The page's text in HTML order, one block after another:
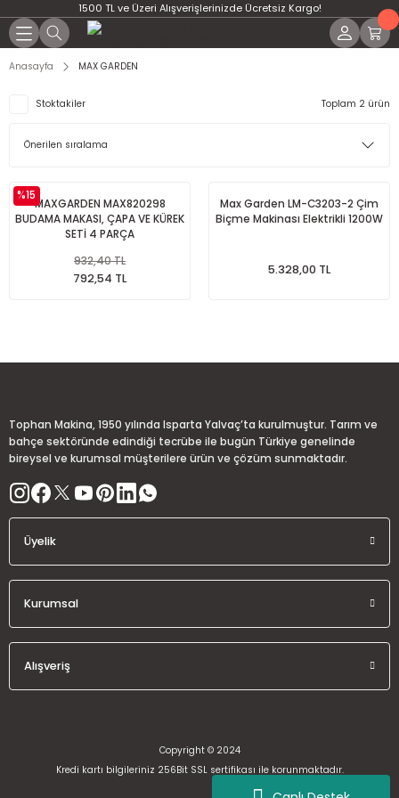
1500 TL ve Üzeri Alışverişlerinizde Ücretsiz Kargo!
Anasayfa MAX GARDEN
Stoktakiler Toplam 2 ürün
%15
MAXGARDEN MAX820298
BUDAMA MAKASI, ÇAPA VE KÜREK
SETİ 4 PARÇA
932,40 TL
792,54 TL
Max Garden LM-C3203-2 Çim
Biçme Makinası Elektrikli 1200W
5.328,00 TL
Tophan Makina, 1950 yılında Isparta Yalvaç’ta kurulmuştur. Tarım ve
bahçe sektöründe edindiği tecrübe ile bugün Türkiye genelinde
bireysel ve kurumsal müşterilere ürün ve çözüm sunmaktadır.
Üyelik
Kurumsal
Alışveriş
Copyright © 2024
Kredi kartı bilgileriniz 256Bit SSL sertifikası ile korunmaktadır.